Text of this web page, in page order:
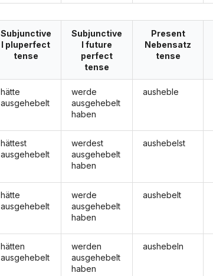
Subjunctive
I pluperfect
tense
hätte
ausgehebelt
hättest
ausgehebelt
hätte
ausgehebelt
hätten
ausgehebelt
Subjunctive
I future
perfect
tense
werde
ausgehebelt
haben
werdest
ausgehebelt
haben
werde
ausgehebelt
haben
werden
ausgehebelt
haben
Present
Nebensatz
tense
ausheble
aushebelst
aushebelt
aushebeln